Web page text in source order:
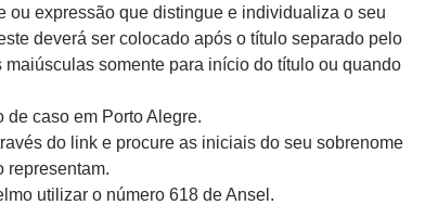
ou expressão que distingue e individualiza o seu
deverá ser colocado após o título separado pelo
somente para início do título ou quando
de caso em Porto Alegre.
do link e procure as iniciais do seu sobrenome
representam.
utilizar o número 618 de Ansel.